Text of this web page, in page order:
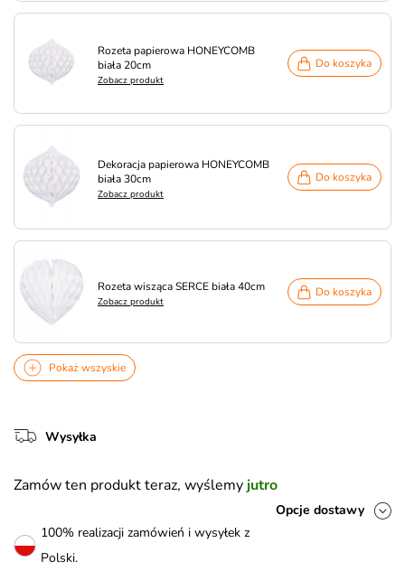
Rozeta papierowa HONEYCOMB
biała 20cm
Zobacz produkt
Do koszyka
Dekoracja papierowa HONEYCOMB
biała 30cm
Zobacz produkt
Do koszyka
Rozeta wisząca SERCE biała 40cm
Zobacz produkt
Do koszyka
Pokaż wszyskie
Wysyłka
Zamów ten produkt teraz, wyślemy jutro
Opcje dostawy
100% realizacji zamówień i wysyłek z
Polski.